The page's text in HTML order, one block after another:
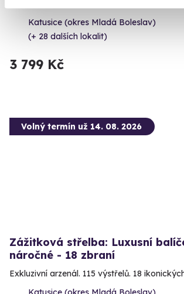
Katusice (okres Mladá Boleslav)
(+ 28 dalších lokalit)
3 799 Kč
Volný termín už 14. 08. 2026
Zážitková střelba: Luxusní
náročné - 18 zbraní
Exkluzivní arzenál. 115 výstřelů. 18